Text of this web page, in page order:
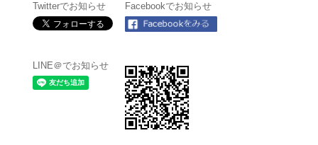
Twitterでお知らせ Facebookでお知らせ
LINE＠でお知らせ